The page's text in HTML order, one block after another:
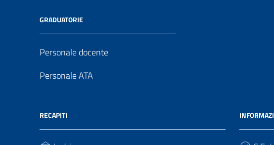
GRADUATORIE
Personale docente
Personale ATA
RECAPITI